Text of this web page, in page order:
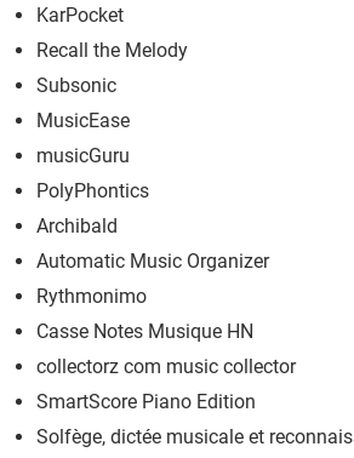
KarPocket
Recall the Melody
Subsonic
MusicEase
musicGuru
PolyPhontics
Archibald
Automatic Music Organizer
Rythmonimo
Casse Notes Musique HN
collectorz com music collector
SmartScore Piano Edition
Solfège, dictée musicale et